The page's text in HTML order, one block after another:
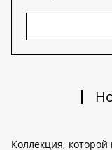
Коллекция,